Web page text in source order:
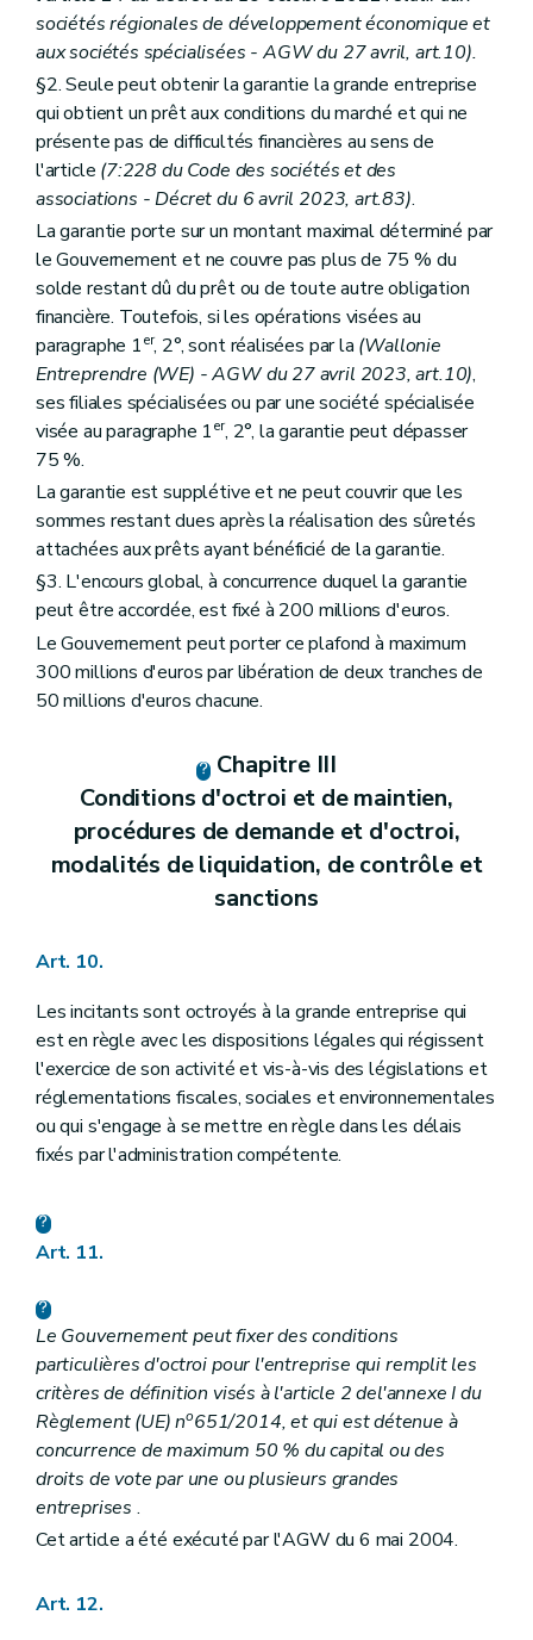
sociétés régionales de développement économique et
aux sociétés spécialisées - AGW du 27 avril, art.10).
§2. Seule peut obtenir la garantie la grande entreprise
qui obtient un prêt aux conditions du marché et qui ne
présente pas de difficultés financières au sens de
l'article (7:228 du Code des sociétés et des
associations - Décret du 6 avril 2023, art.83).
La garantie porte sur un montant maximal déterminé par
le Gouvernement et ne couvre pas plus de 75 % du
solde restant dû du prêt ou de toute autre obligation
financière. Toutefois, si les opérations visées au
paragraphe 1er, 2°, sont réalisées par la (Wallonie
Entreprendre (WE) - AGW du 27 avril 2023, art.10),
ses filiales spécialisées ou par une société spécialisée
visée au paragraphe 1er, 2°, la garantie peut dépasser
75 %.
La garantie est supplétive et ne peut couvrir que les
sommes restant dues après la réalisation des sûretés
attachées aux prêts ayant bénéficié de la garantie.
§3. L'encours global, à concurrence duquel la garantie
peut être accordée, est fixé à 200 millions d'euros.
Le Gouvernement peut porter ce plafond à maximum
300 millions d'euros par libération de deux tranches de
50 millions d'euros chacune.
Chapitre III
Conditions d'octroi et de maintien,
procédures de demande et d'octroi,
modalités de liquidation, de contrôle et
sanctions
Art. 10.
Les incitants sont octroyés à la grande entreprise qui
est en règle avec les dispositions légales qui régissent
l'exercice de son activité et vis-à-vis des législations et
réglementations fiscales, sociales et environnementales
ou qui s'engage à se mettre en règle dans les délais
fixés par l'administration compétente.
Art. 11.
Le Gouvernement peut fixer des conditions
particulières d'octroi pour l'entreprise qui remplit les
critères de définition visés à l'article 2 del'annexe I du
Règlement (UE) no651/2014, et qui est détenue à
concurrence de maximum 50 % du capital ou des
droits de vote par une ou plusieurs grandes
entreprises .
Cet article a été exécuté par l'AGW du 6 mai 2004.
Art. 12.